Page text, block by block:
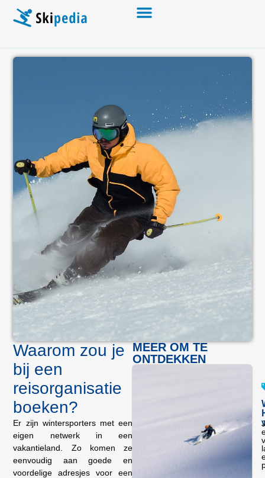
Waarom zou je
bij een
reisorganisatie
boeken?
Er zijn wintersporters met een
eigen netwerk in een
vakantieland. Zo komen ze
eenvoudig aan goede en
voordelige adresjes voor een
MEER OM TE
ONTDEKKEN